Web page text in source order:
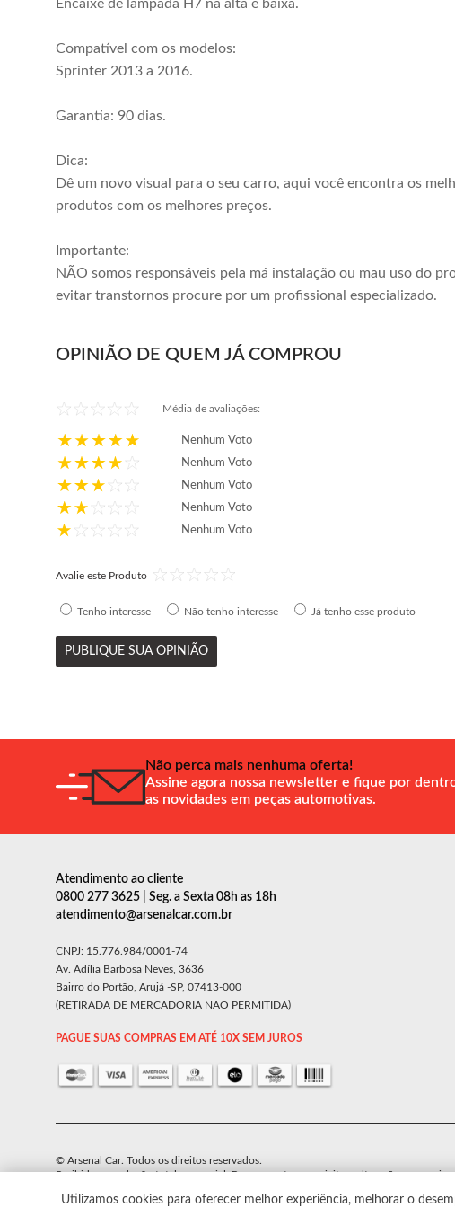
Encaixe de lâmpada H7 na alta e baixa.
Compatível com os modelos:
Sprinter 2013 a 2016.
Garantia: 90 dias.
Dica:
Dê um novo visual para o seu carro, aqui você encontra os
produtos com os melhores preços.
Importante:
NÃO somos responsáveis pela má instalação ou mau uso do
evitar transtornos procure por um profissional especializado.
OPINIÃO DE QUEM JÁ COMPROU
Média de avaliações:
Nenhum Voto
Nenhum Voto
Nenhum Voto
Nenhum Voto
Nenhum Voto
Avalie este Produto
Tenho interesse Não tenho interesse Já tenho esse produto
PUBLIQUE SUA OPINIÃO
Comprar
Sprinter 1995
1999 2000 2001
Cromada
ou em até 8x
R$ 35,62
Comprar
Sprinter 2012
Não perca mais nenhuma oferta!
Assine agora nossa newsletter e fique por
as novidades em peças automotivas.
Utilizamos cookies para oferecer melhor experiência, melhorar o
Atendimento ao cliente
0800 277 3625 | Seg. a Sexta 08h as 18h
atendimento@arsenalcar.com.br
CNPJ: 15.776.984/0001-74
Av. Adília Barbosa Neves, 3636
Bairro do Portão, Arujá -SP, 07413-000
(RETIRADA DE MERCADORIA NÃO PERMITIDA)
PAGUE SUAS COMPRAS EM ATÉ 10X SEM JUROS
© Arsenal Car. Todos os direitos reservados.
Proibida reprodução total ou parcial. Preços e estoque sujeito a alterações sem aviso